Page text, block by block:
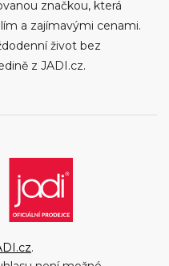
značkou, která
a zajímavými cenami.
život bez
z JADI.cz.
.